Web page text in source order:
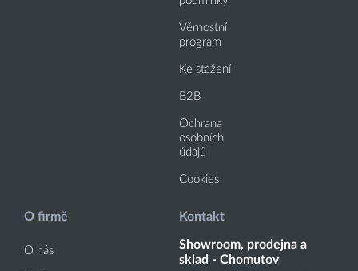
Věrnostní
program
Ke stažení
B2B
Ochrana
osobních
údajů
Cookies
O firmě
O nás
Kontakt
Showroom, prodejna a
sklad - Chomutov